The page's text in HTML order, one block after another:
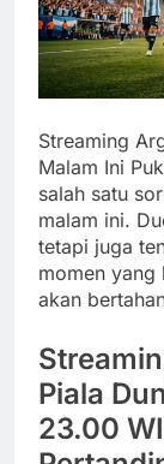
Streaming
Malam Ini
salah satu
malam ini.
tetapi juga
momen yang
akan
Piala
23.00